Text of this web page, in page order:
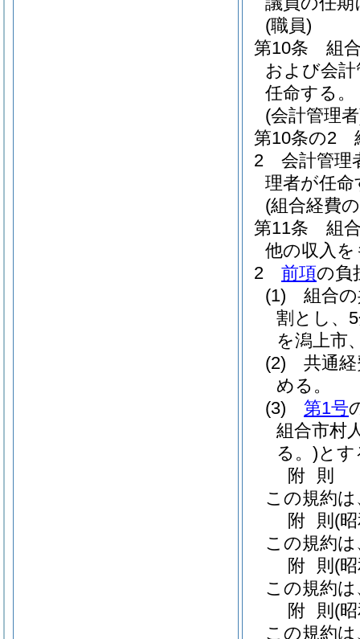
(職員)
第10条
組
および会
任命する。
(会計管理
第10条の2
2
会計管理
理者が任命
(組合経費
第11条
組
他の収入
2
前項の負
(1)
組合
割とし、
を潟上市
(2)
共通
める。
(3)
第1号
組合市村
る。)と
附 則
この規約
附 則 (
この規約
附 則 (
この規約
附 則 (
この規約